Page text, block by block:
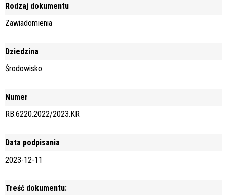
Rodzaj dokumentu
Zawiadomienia
Dziedzina
Środowisko
Numer
RB.6220.2022/2023.KR
Data podpisania
2023-12-11
Treść dokumentu: